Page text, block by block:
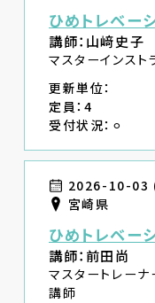
ひめトレベー
講師：山﨑史子
マスターインス
更新単位：
定員：4
受付状況：⚪︎
2026-10-03
宮崎県
ひめトレベー
講師：前田尚
マスタートレー
講師